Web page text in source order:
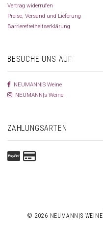
Vertrag widerrufen
Preise, Versand und Lieferung
Barrierefreiheitserklärung
BESUCHE UNS AUF
NEUMANN|S Weine
NEUMANN|s Weine
ZAHLUNGSARTEN
© 2026 NEUMANN|S WEINE